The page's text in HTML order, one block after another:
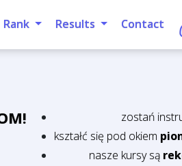
Rank Results Contact
zostań
kształć się pod okiem
nasze kursy są